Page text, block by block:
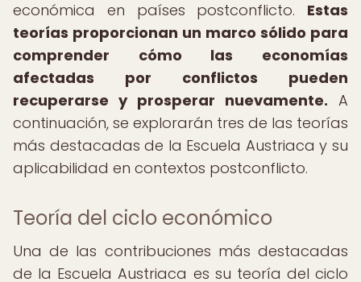
económica en países postconflicto. Estas
teorías proporcionan un marco sólido para
comprender cómo las economías
afectadas por conflictos pueden
recuperarse y prosperar nuevamente. A
continuación, se explorarán tres de las teorías
más destacadas de la Escuela Austriaca y su
aplicabilidad en contextos postconflicto.
Teoría del ciclo económico
Una de las contribuciones más destacadas
de la Escuela Austriaca es su teoría del ciclo